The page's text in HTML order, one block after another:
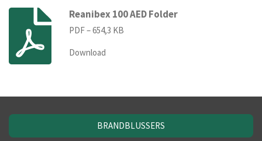
Reanibex 100 AED Folder
PDF – 654,3 KB
Download
BRANDBLUSSERS